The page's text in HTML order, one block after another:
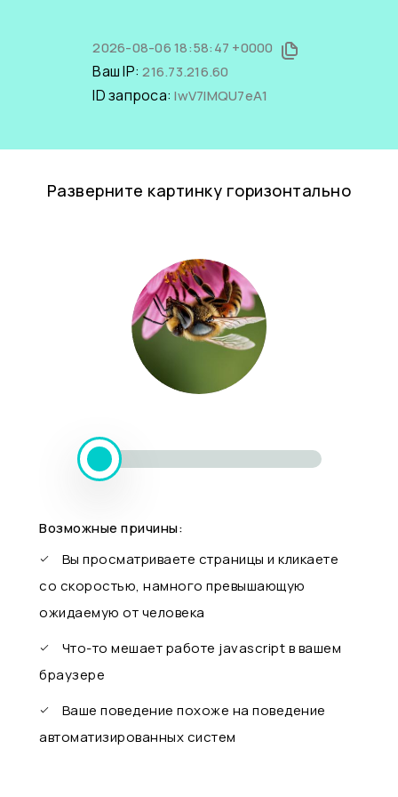
2026-08-06 18:58:47 +0000
Ваш IP:216.73.216.60
ID запроса:lwV7lMQU7eA1
Разверните картинку горизонтально
Возможные причины:
Вы просматриваете страницы и кликаете
со скоростью, намного превышающую
ожидаемую от человека
Что-то мешает работе javascript в вашем
браузере
Ваше поведение похоже на поведение
автоматизированных систем